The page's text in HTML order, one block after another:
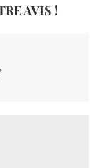
AVIS !